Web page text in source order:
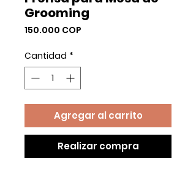
Grooming
150.000 COP
Cantidad *
Agregar al carrito
Realizar compra